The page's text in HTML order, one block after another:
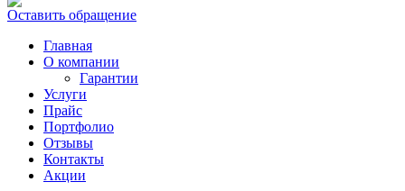
Оставить обращение
Главная
О компании
Гарантии
Услуги
Прайс
Портфолио
Отзывы
Контакты
Акции